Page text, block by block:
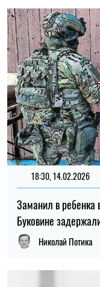
18:30, 14.02.2026
Заманил в ребенка
Буковине
Николай Потика